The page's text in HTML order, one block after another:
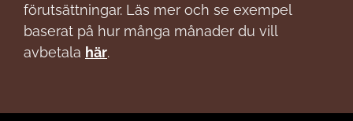
förutsättningar. Läs mer och se exempel
baserat på hur många månader du vill
avbetala här.